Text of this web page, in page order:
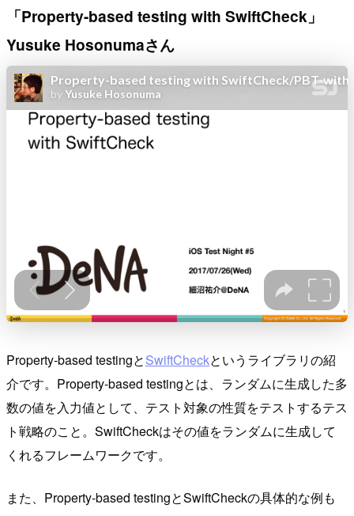
「Property-based testing with SwiftCheck」
Yusuke Hosonumaさん
Property-based testingとSwiftCheckというライブラリの紹
介です。Property-based testingとは、ランダムに生成した多
数の値を入力値として、テスト対象の性質をテストするテス
ト戦略のこと。SwiftCheckはその値をランダムに生成して
くれるフレームワークです。
また、Property-based testingとSwiftCheckの具体的な例も